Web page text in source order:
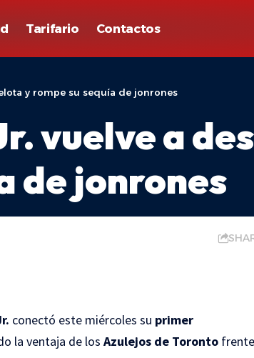
Tarifario Contactos
y rompe su sequía de jonrones
vuelve a
de jonrones
conectó este miércoles su primer
la ventaja de los Azulejos de Toronto